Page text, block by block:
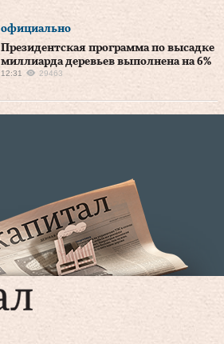
официально
Президентская программа по высадке
миллиарда деревьев выполнена на 6%
12:31 29463